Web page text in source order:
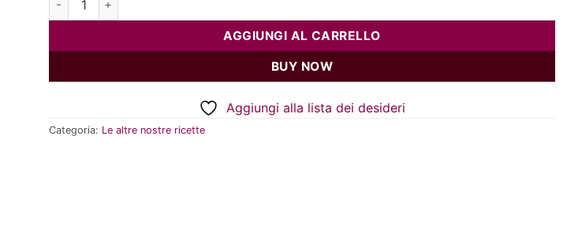
AGGIUNGI AL CARRELLO
BUY NOW
Aggiungi alla lista dei desideri
Categoria: Le altre nostre ricette